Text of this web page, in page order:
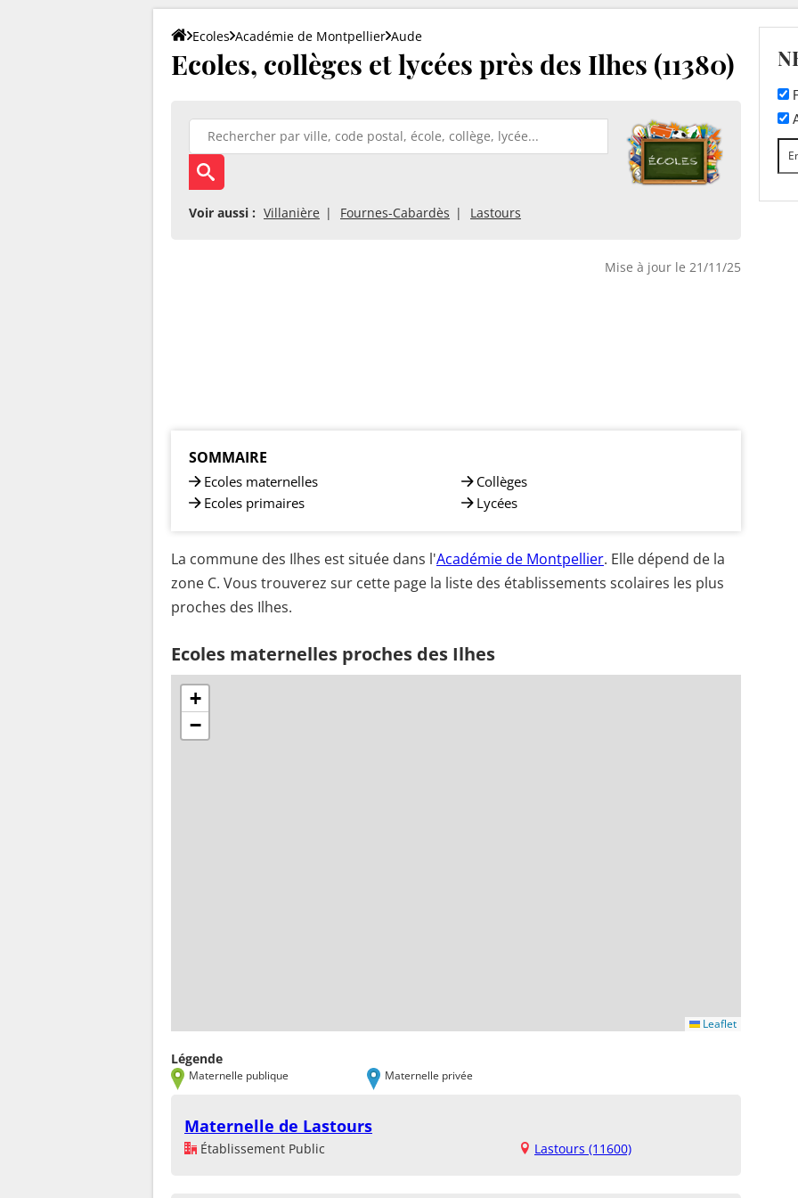
Ecoles Académie de Montpellier Aude
Ecoles, collèges et lycées près des Ilhes (11380)
Voir aussi : Villanière Fournes-Cabardès Lastours
Mise à jour le 21/11/25
SOMMAIRE
Ecoles maternelles
Ecoles primaires
Collèges
Lycées
La commune des Ilhes est située dans l'Académie de Montpellier. Elle dépend de la
zone C. Vous trouverez sur cette page la liste des établissements scolaires les plus
proches des Ilhes.
Ecoles maternelles proches des Ilhes
+
−
Leaflet
Légende
Maternelle publique Maternelle privée
Maternelle de Lastours
Établissement Public Lastours (11600)